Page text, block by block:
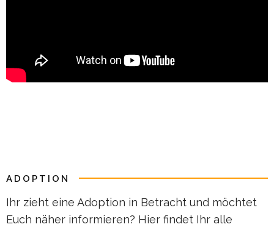
ADOPTION
Ihr zieht eine Adoption in Betracht und möchtet
Euch näher informieren? Hier findet Ihr alle